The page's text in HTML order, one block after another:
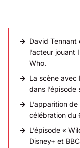
David Tennant
l’acteur jouant
Who.
La scène avec
dans l’épisode
L’apparition
célébration du
L’épisode «
Disney+ et